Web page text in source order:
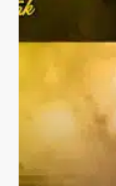
Stinn
gryn